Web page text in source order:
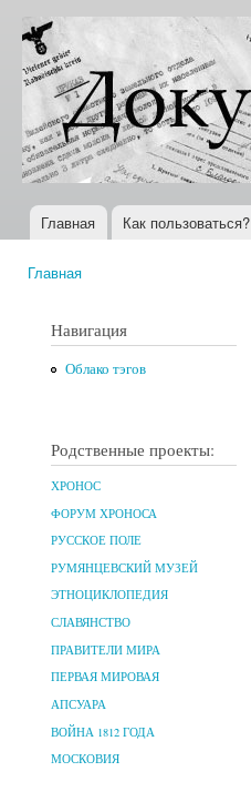
Документы
XX века
Всемирная
история в
Интернете
Главное меню
Главная Как пользоваться?
Главная
Навигация
Облако тэгов
Родственные проекты:
ХРОНОС
ФОРУМ ХРОНОСА
РУССКОЕ ПОЛЕ
РУМЯНЦЕВСКИЙ МУЗЕЙ
ЭТНОЦИКЛОПЕДИЯ
СЛАВЯНСТВО
ПРАВИТЕЛИ МИРА
ПЕРВАЯ МИРОВАЯ
АПСУАРА
ВОЙНА 1812 ГОДА
МОСКОВИЯ